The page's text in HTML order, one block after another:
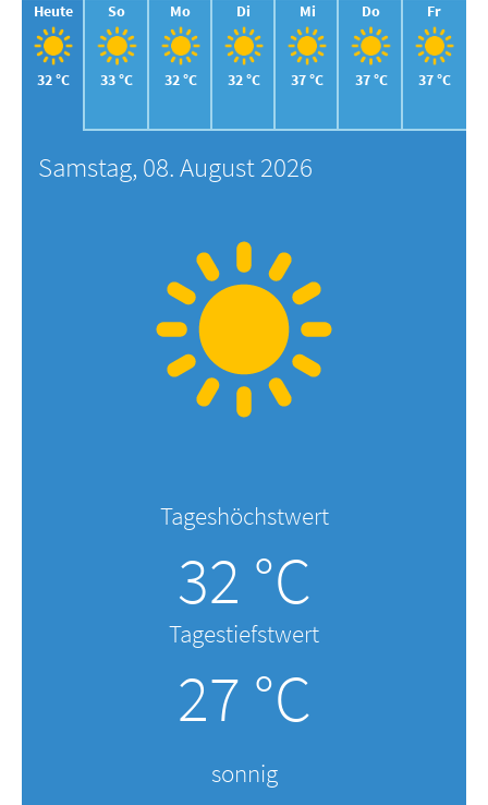
Heute
32 °C
So
33 °C
Mo
32 °C
Di
32 °C
Mi
37 °C
Do
37 °C
Fr
37 °C
Samstag, 08. August 2026
Tageshöchstwert
32 °C
Tagestiefstwert
27 °C
sonnig